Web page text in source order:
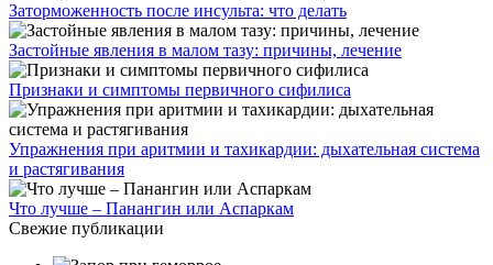
Заторможенность после инсульта: что делать
Застойные явления в малом тазу: причины, лечение
Признаки и симптомы первичного сифилиса
Упражнения при аритмии и тахикардии: дыхательная система
и растягивания
Что лучше – Панангин или Аспаркам
Свежие публикации